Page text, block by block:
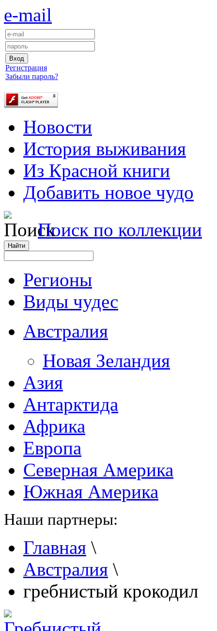
e-mail
Регистрация
Забыли пароль?
Новости
История выживания
Из Красной книги
Добавить новое чудо
Поиск по коллекции
Регионы
Виды чудес
Австралия
Новая Зеландия
Азия
Антарктида
Африка
Европа
Северная Америка
Южная Америка
Наши партнеры:
Главная \
Австралия \
гребнистый крокодил